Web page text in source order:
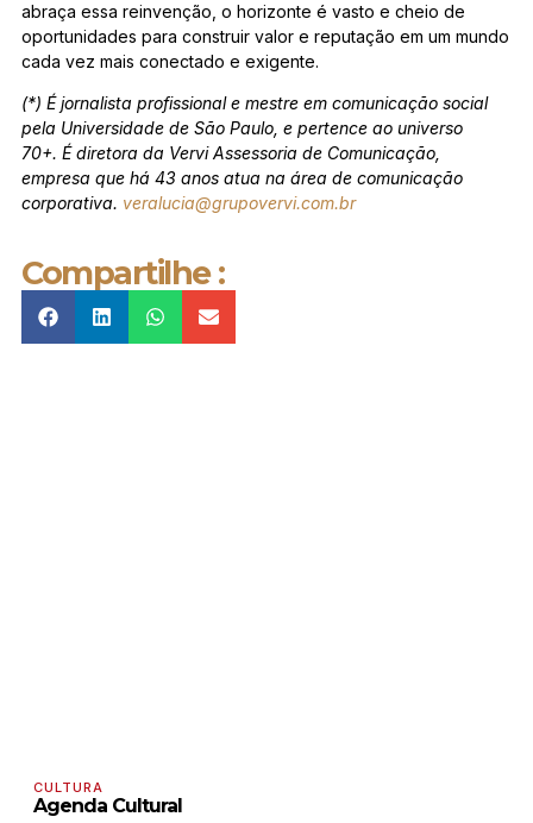
abraça essa reinvenção, o horizonte é vasto e cheio de
oportunidades para construir valor e reputação em um mundo
cada vez mais conectado e exigente.
(*) É jornalista profissional e mestre em comunicação social
pela Universidade de São Paulo, e pertence ao universo
70+. É diretora da Vervi Assessoria de Comunicação,
empresa que há 43 anos atua na área de comunicação
corporativa. veralucia@grupovervi.com.br
Compartilhe :
CULTURA
Agenda Cultural